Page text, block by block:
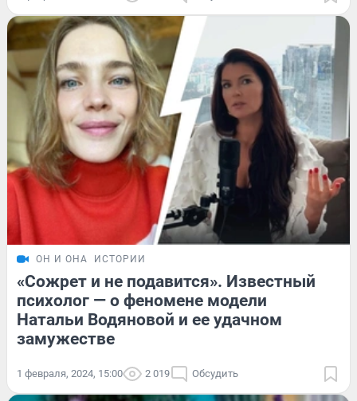
ОН И ОНА ИСТОРИИ
«Сожрет и не подавится». Известный
психолог — о феномене модели
Натальи Водяновой и ее удачном
замужестве
1 февраля, 2024, 15:00 2 019 Обсудить